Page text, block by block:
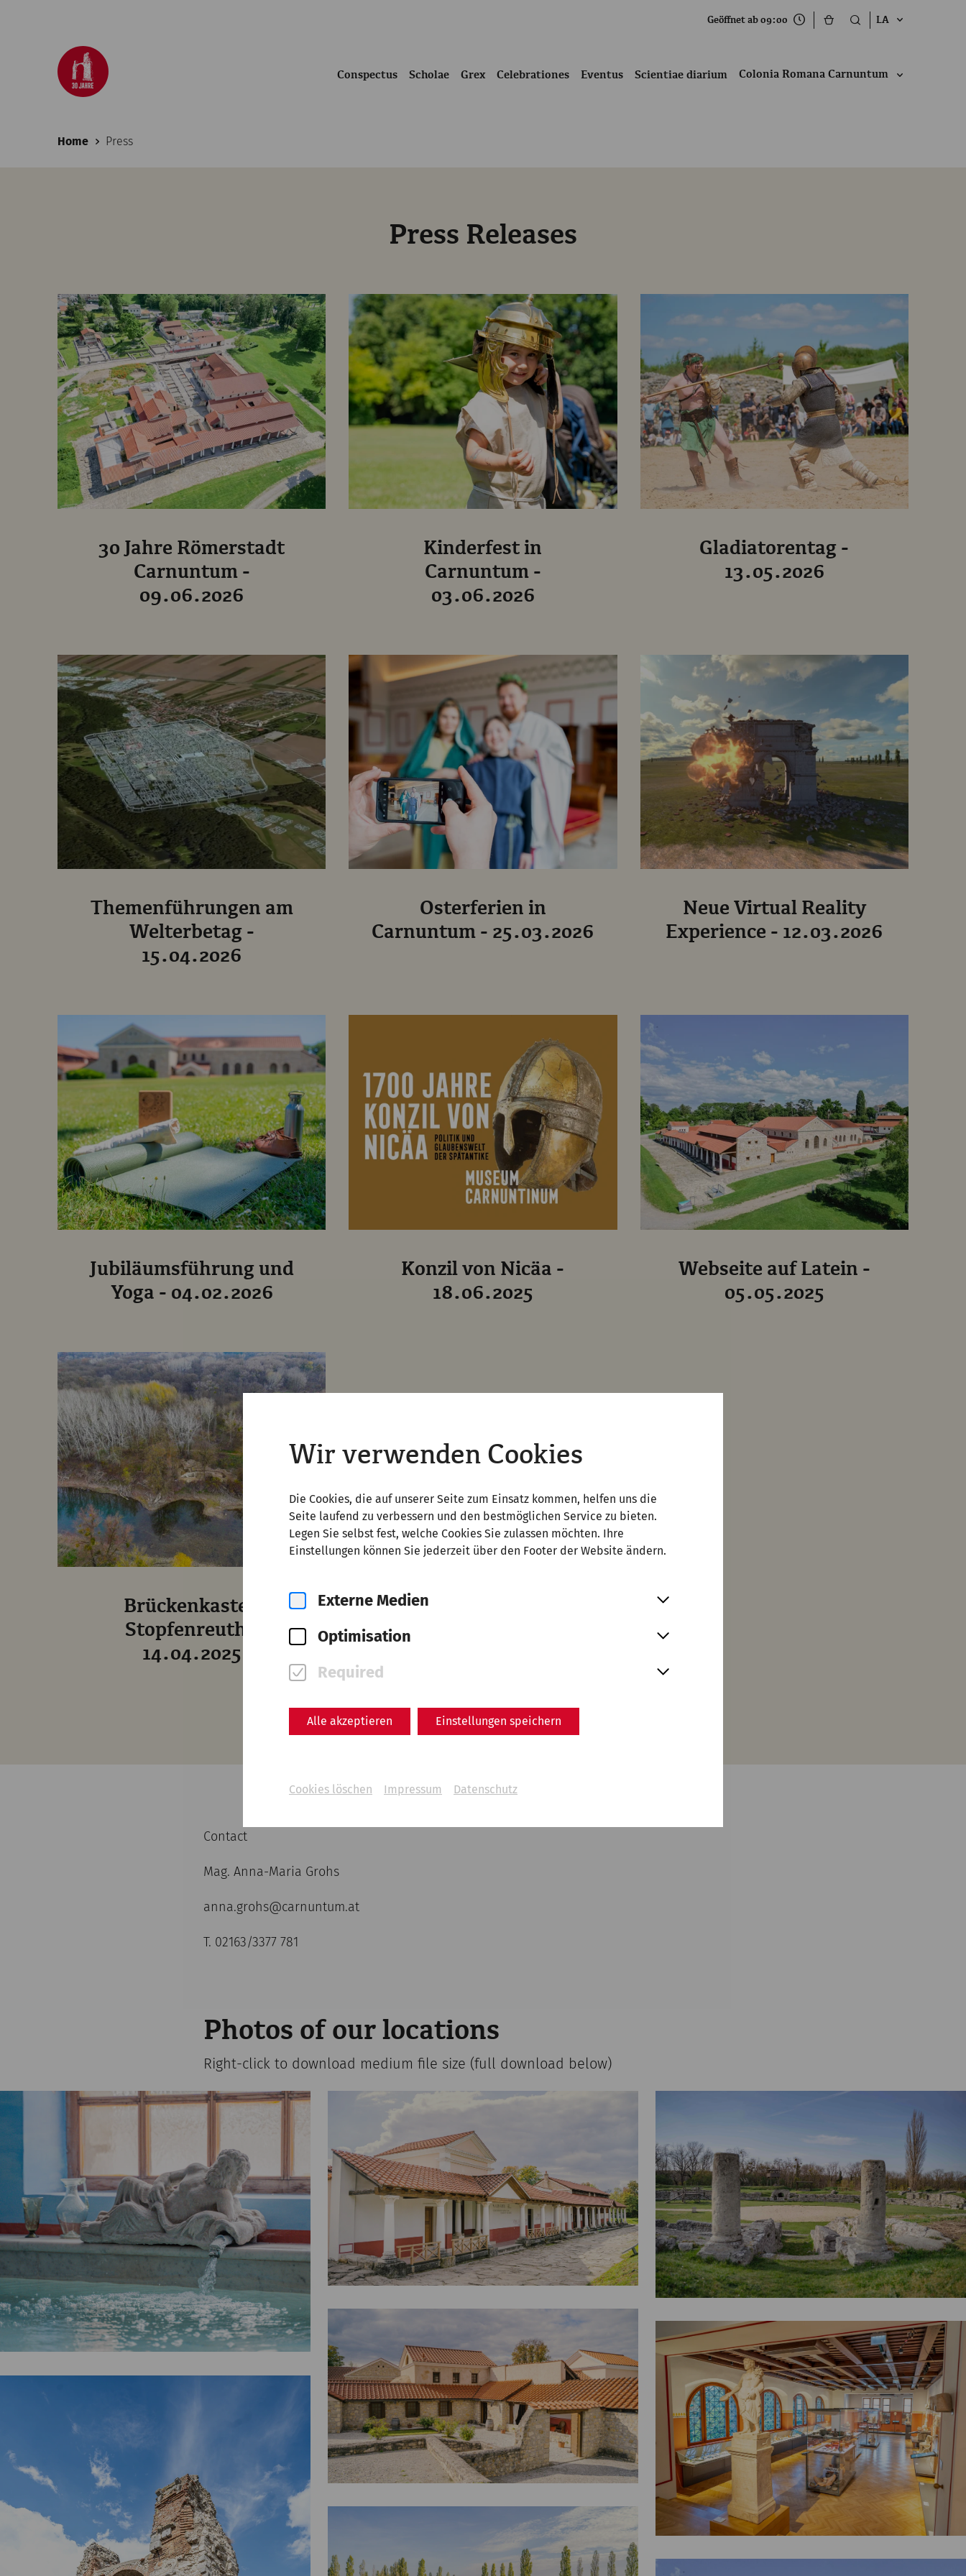
Wir verwenden Cookies
Die Cookies, die auf unserer Seite zum Einsatz kommen, helfen uns die
Seite laufend zu verbessern und den bestmöglichen Service zu bieten.
Legen Sie selbst fest, welche Cookies Sie zulassen möchten. Ihre
Einstellungen können Sie jederzeit über den Footer der Website ändern.
Externe Medien
Optimisation
Required
Alle akzeptieren Einstellungen speichern
Cookies löschen Impressum Datenschutz
Geöffnet ab 09:00 LA
Conspectus Scholae Grex Celebrationes Eventus Scientiae diarium Colonia Romana Carnuntum
Home Press
Press Releases
30 Jahre Römerstadt
Carnuntum -
09.06.2026
Kinderfest in
Carnuntum -
03.06.2026
Gladiatorentag -
13.05.2026
Themenführungen am
Welterbetag -
15.04.2026
Osterferien in
Carnuntum - 25.03.2026
Neue Virtual Reality
Experience - 12.03.2026
Jubiläumsführung und
Yoga - 04.02.2026
Konzil von Nicäa -
18.06.2025
Webseite auf Latein -
05.05.2025
Brückenkastell
Stopfenreuth -
14.04.2025
Contact
Mag. Anna-Maria Grohs
anna.grohs@carnuntum.at
T. 02163/3377 781
Photos of our locations
Right-click to download medium file size (full download below)